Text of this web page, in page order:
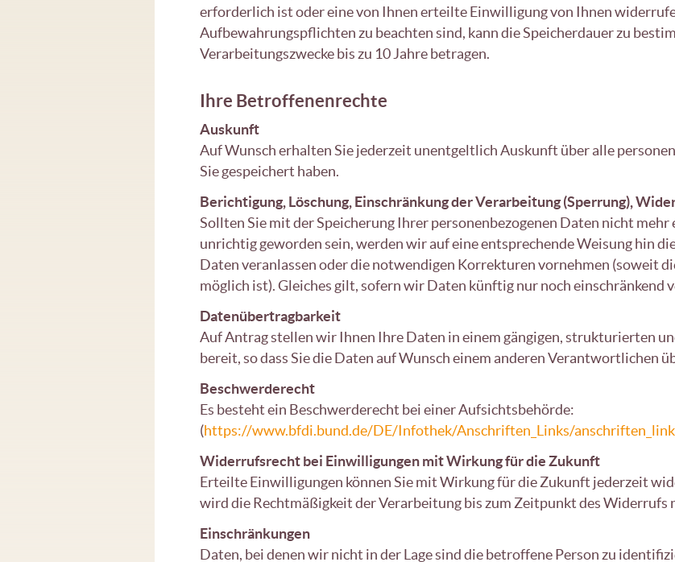
erforderlich ist oder eine von Ihnen erteilte Einwilligung von Ihnen
Aufbewahrungspflichten zu beachten sind, kann die Speicherdauer zu
Verarbeitungszwecke bis zu 10 Jahre betragen.
Ihre Betroffenenrechte
Auskunft
Auf Wunsch erhalten Sie jederzeit unentgeltlich Auskunft über alle
Sie gespeichert haben.
Berichtigung, Löschung, Einschränkung der Verarbeitung (Sperrung),
Sollten Sie mit der Speicherung Ihrer personenbezogenen Daten nicht
unrichtig geworden sein, werden wir auf eine entsprechende Weisung hin
Daten veranlassen oder die notwendigen Korrekturen vornehmen (soweit
möglich ist). Gleiches gilt, sofern wir Daten künftig nur noch einschränkend
Datenübertragbarkeit
Auf Antrag stellen wir Ihnen Ihre Daten in einem gängigen, strukturierten
bereit, so dass Sie die Daten auf Wunsch einem anderen Verantwortlichen
Beschwerderecht
Es besteht ein Beschwerderecht bei einer Aufsichtsbehörde:
(https://www.bfdi.bund.de/DE/Infothek/Anschriften_Links/
Widerrufsrecht bei Einwilligungen mit Wirkung für die Zukunft
Erteilte Einwilligungen können Sie mit Wirkung für die Zukunft jederzeit
wird die Rechtmäßigkeit der Verarbeitung bis zum Zeitpunkt des Widerrufs
Einschränkungen
Daten, bei denen wir nicht in der Lage sind die betroffene Person zu